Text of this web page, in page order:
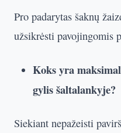
Pro padarytas šaknų
užsikrėsti pavojingomis
Koks yra
gylis šaltalankyje?
Siekiant nepažeisti